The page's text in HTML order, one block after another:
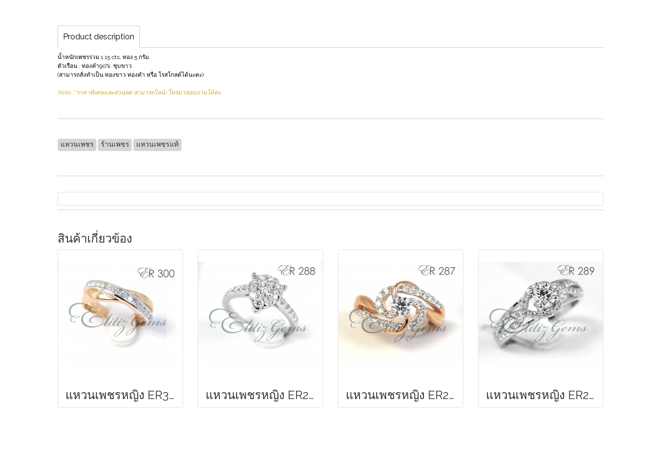
Product description
น้ำหนักเพชรรวม 1.15 cts, ทอง 5 กรัม
ตัวเรือน : ทองคำ90% ชุบขาว
(สามารถสั่งทำเป็น ทองขาว ทองคำ หรือ โรสโกลด์ได้นะคะ)
Note **ราคาพิเศษและส่วนลด สามารถไลน์/โทรมาสอบถามได้ค่ะ
แหวนเพชร ร้านเพชร แหวนเพชรแท้
สินค้าเกี่ยวข้อง
แหวนเพชรหญิง ER300 แหวนเพชรหญิง ER288 แหวนเพชรหญิง ER287 แหวนเพชรหญิง ER289